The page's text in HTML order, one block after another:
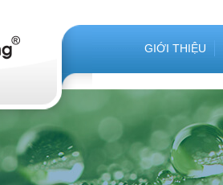
GIỚI THIỆU